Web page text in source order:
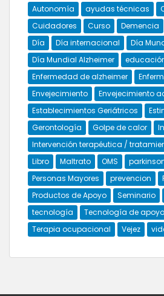
Autonomía
ayudas técnicas
Cuidadores
Curso Demencia
Día
Día internacional
Día
Día Mundial Alzheimer
Enfermedad de alzheimer
Envejecimiento
Envejecimiento
Establecimientos Geriátricos
Gerontología
Golpe de calor
Intervención terapéutica /
Libro
Maltrato OMS
Personas Mayores
prevencion
Productos de Apoyo
Seminario
tecnología
Tecnología de apoyo
Terapia ocupacional
Vejez